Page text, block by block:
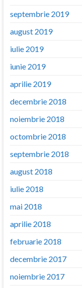
septembrie 2019
august 2019
iulie 2019
iunie 2019
aprilie 2019
decembrie 2018
noiembrie 2018
octombrie 2018
septembrie 2018
august 2018
iulie 2018
mai 2018
aprilie 2018
februarie 2018
decembrie 2017
noiembrie 2017